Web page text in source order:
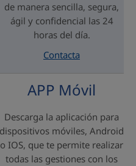
de manera sencilla, segura,
ágil y confidencial las 24
horas del día.
Contacta
APP Móvil
Descarga la aplicación para
dispositivos móviles, Android
o IOS, que te permite realizar
todas las gestiones con los